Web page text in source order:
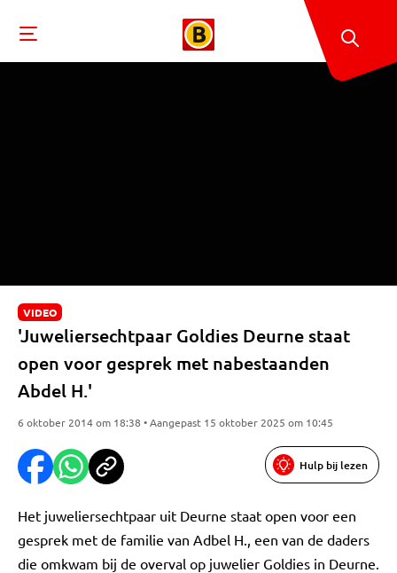
VIDEO
'Juweliersechtpaar Goldies Deurne staat
open voor gesprek met nabestaanden
Abdel H.'
6 oktober 2014 om 18:38 • Aangepast 15 oktober 2025 om 10:45
Hulp bij lezen
Het juweliersechtpaar uit Deurne staat open voor een
gesprek met de familie van Adbel H., een van de daders
die omkwam bij de overval op juwelier Goldies in Deurne.